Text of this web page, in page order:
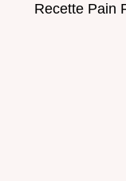
Recette Pain